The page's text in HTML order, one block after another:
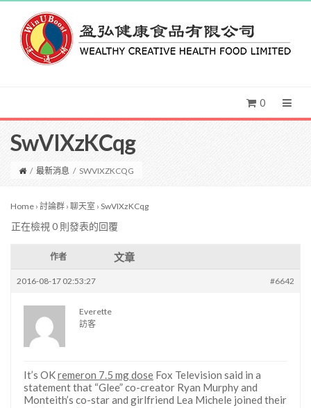
0
SwVIXzKCqg
/ 最新消息 / SWVIXZKCQG
Home › 討論群 › 聊天室 › SwVIXzKCqg
正在檢視 0 則發表的回覆
作者 文章
2016-08-17 02:53:27 #6642
Everette
訪客
It’s OKremeron 7.5 mg dose Fox Television said in a
statement that “Glee” co-creator Ryan Murphy and
Monteith’s co-star and girlfriend Lea Michele joined their